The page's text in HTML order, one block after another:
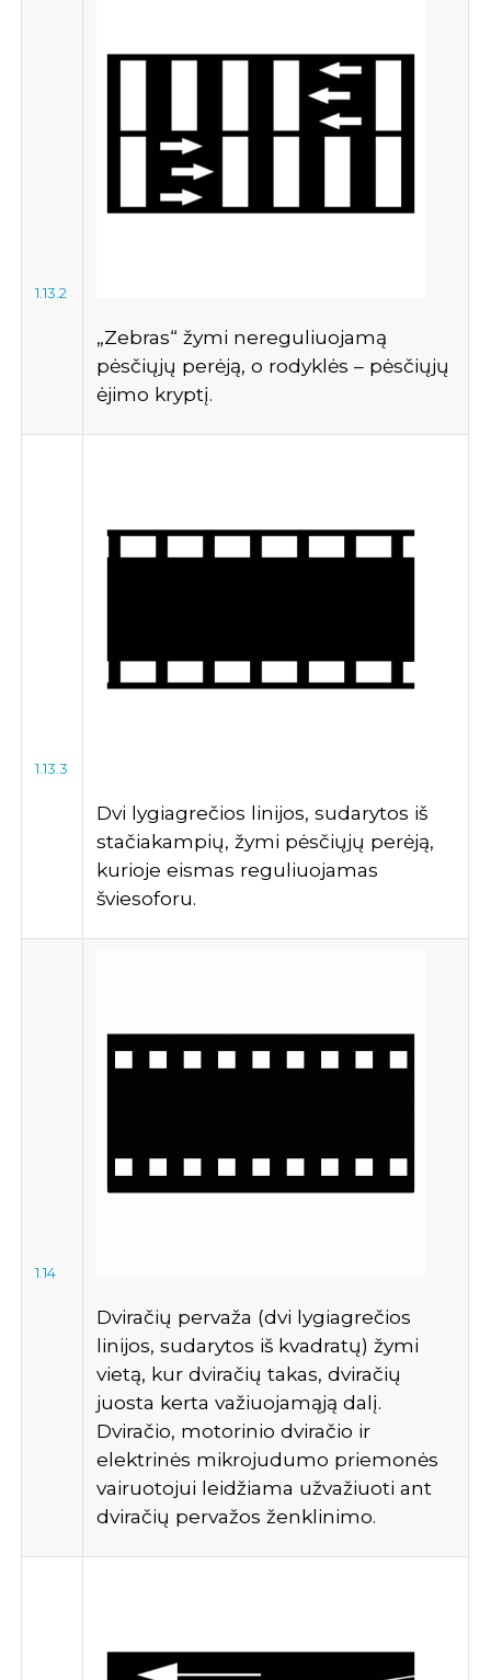
1.13.2
„Zebras“ žymi nereguliuojamą
pėsčiųjų perėją, o rodyklės – pėsčiųjų
ėjimo kryptį.
1.13.3
Dvi lygiagrečios linijos, sudarytos iš
stačiakampių, žymi pėsčiųjų perėją,
kurioje eismas reguliuojamas
šviesoforu.
1.14
Dviračių pervaža (dvi lygiagrečios
linijos, sudarytos iš kvadratų) žymi
vietą, kur dviračių takas, dviračių
juosta kerta važiuojamąją dalį.
Dviračio, motorinio dviračio ir
elektrinės mikrojudumo priemonės
vairuotojui leidžiama užvažiuoti ant
dviračių pervažos ženklinimo.